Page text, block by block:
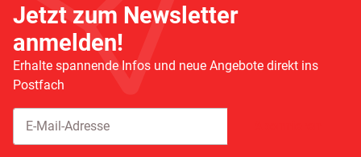
Jetzt zum Newsletter
anmelden!
Erhalte spannende Infos und neue Angebote direkt ins
Postfach